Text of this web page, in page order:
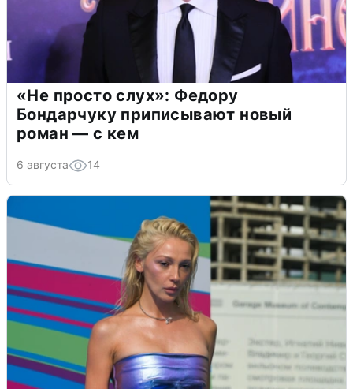
«Не просто слух»: Федору
Бондарчуку приписывают новый
роман — с кем
6 августа 14